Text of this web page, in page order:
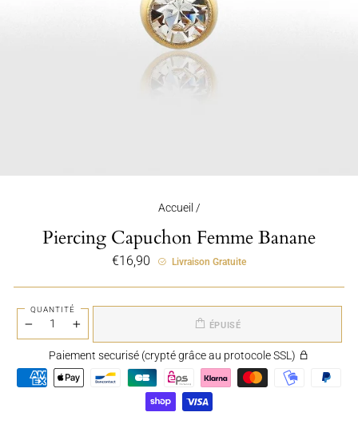
Accueil /
Piercing Capuchon Femme Banane
€16,90
PrixLivraison Gratuite
QUANTITÉ
+
ÉPUISÉ
Paiement securisé (crypté grâce au protocole SSL)